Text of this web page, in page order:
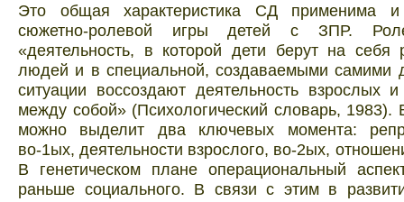
Это общая характеристика СД применима
сюжетно-ролевой игры детей с ЗПР.
«деятельность, в которой дети берут на себя
людей и в специальной, создаваемыми самими
ситуации воссоздают деятельность взрослых
между собой» (Психологический словарь, 1983).
можно выделит два ключевых момента:
во-1ых, деятельности взрослого, во-2ых,
В генетическом плане операциональный
раньше социального. В связи с этим в